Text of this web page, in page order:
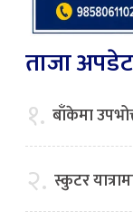
ताजा अपडेट
१. बाँकेमा
२. स्कुटर